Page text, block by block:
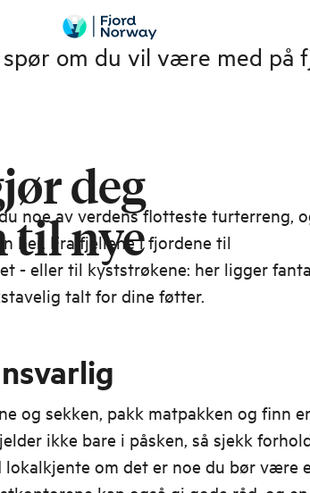
deg
til nye
om du vil være med på
noe av verdens flotteste turterreng,
her. Fra fjellene i fjordene til
- eller til kyststrøkene: her ligger
talt for dine føtter.
og sekken, pakk matpakken og finn
ikke bare i påsken, så sjekk
lokalkjente om det er noe du bør være